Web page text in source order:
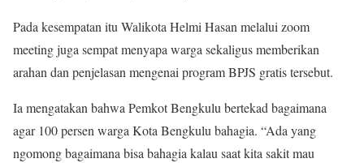
Pada kesempatan itu Walikota Helmi Hasan melalui zoom
meeting juga sempat menyapa warga sekaligus memberikan
arahan dan penjelasan mengenai program BPJS gratis tersebut.
Ia mengatakan bahwa Pemkot Bengkulu bertekad bagaimana
agar 100 persen warga Kota Bengkulu bahagia. “Ada yang
ngomong bagaimana bisa bahagia kalau saat kita sakit mau